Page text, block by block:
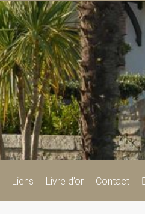
Liens Livre d’or Contact